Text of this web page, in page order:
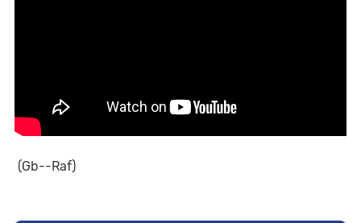
(Gb--Raf)